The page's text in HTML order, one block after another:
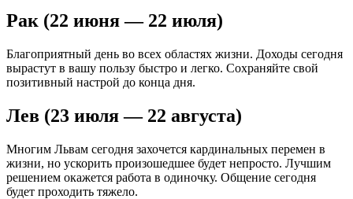
Рак (22 июня — 22 июля)
Благоприятный день во всех областях жизни. Доходы сегодня
вырастут в вашу пользу быстро и легко. Сохраняйте свой
позитивный настрой до конца дня.
Лев (23 июля — 22 августа)
Многим Львам сегодня захочется кардинальных перемен в
жизни, но ускорить произошедшее будет непросто. Лучшим
решением окажется работа в одиночку. Общение сегодня
будет проходить тяжело.